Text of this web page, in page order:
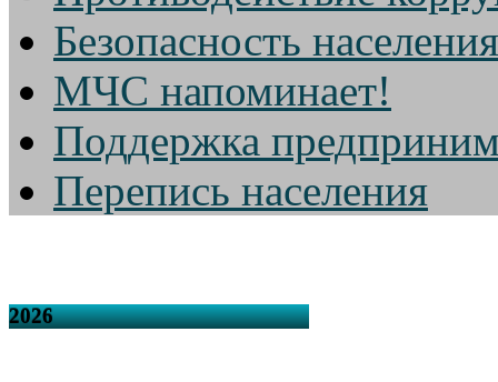
Безопасность населения
МЧС напоминает!
Поддержка
Перепись населения
2026